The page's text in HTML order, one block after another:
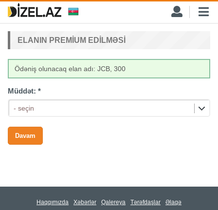
ELANIN PREMIUM EDILMƏSI
Ödəniş olunacaq elan adı: JCB, 300
Müddət: *
- seçin
Haqqımızda Xəbərlər Qalereya Tərəfdaşlar Əlaqə